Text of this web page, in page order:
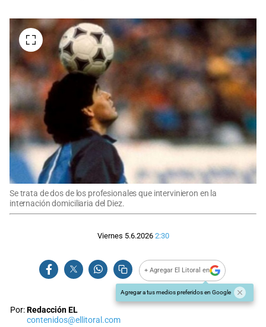
Se trata de dos de los profesionales que intervinieron en la
internación domiciliaria del Diez.
Viernes 5.6.2026 2:30
+ Agregar El Litoral en
Agregar a tus medios preferidos en Google
Por:Redacción EL
contenidos@ellitoral.com